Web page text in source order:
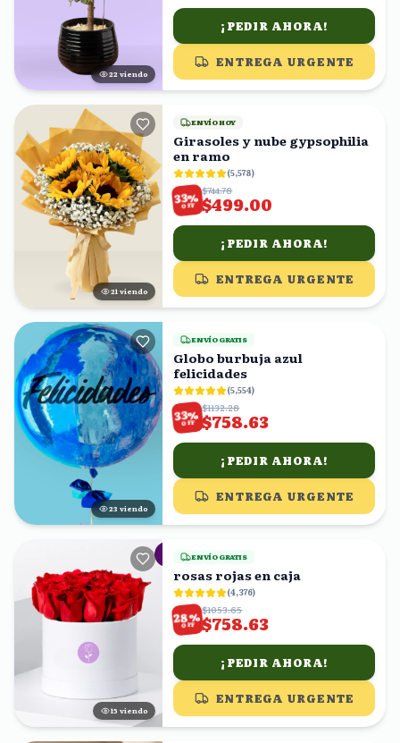
21 viendo
¡PEDIR AHORA!
ENTREGA URGENTE
22 viendo
ENVÍO HOY
Girasoles y nube gypsophilia
en ramo
(5,578)
33%
OFF
$744.78
$499.00
¡PEDIR AHORA!
ENTREGA URGENTE
22 viendo
ENVÍO GRATIS
Globo burbuja azul
felicidades
(5,554)
33%
OFF
$1132.28
$758.63
¡PEDIR AHORA!
ENTREGA URGENTE
15 viendo
ENVÍO GRATIS
rosas rojas en caja
(4,376)
28%
OFF
$1053.65
$758.63
¡PEDIR AHORA!
ENTREGA URGENTE